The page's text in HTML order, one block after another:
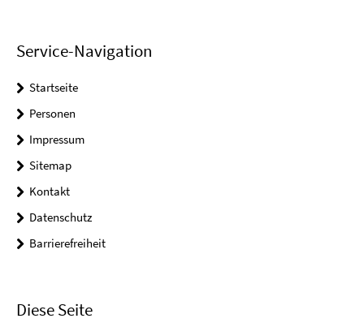
Service-Navigation
Startseite
Personen
Impressum
Sitemap
Kontakt
Datenschutz
Barrierefreiheit
Diese Seite